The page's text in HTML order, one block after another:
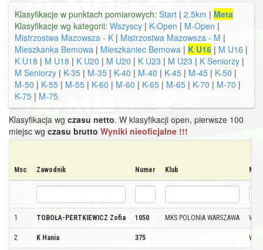
Klasyfikacje w punktach pomiarowych: Start | 2.5km | Meta
Klasyfikacje wg kategorii: Wszyscy | K-Open | M-Open |
Mistrzostwa Mazowsza - K | Mistrzostwa Mazowsza - M |
Mieszkanka Bemowa | Mieszkaniec Bemowa | K U16 | M U16 |
K U18 | M U18 | K U20 | M U20 | K U23 | M U23 | K Seniorzy |
M Seniorzy | K-35 | M-35 | K-40 | M-40 | K-45 | M-45 | K-50 |
M-50 | K-55 | M-55 | K-60 | M-60 | K-65 | M-65 | K-70 | M-70 |
K-75 | M-75
Klasyfikacja wg czasu netto. W klasyfikacji open, pierwsze 100
miejsc wg czasu brutto Wyniki nieoficjalne !!!
Msc Zawodnik Numer Klub
1 TOBOŁA-PERTKIEWICZ Zofia 1050 MKS POLONIA WARSZAWA
2 K Hania 375